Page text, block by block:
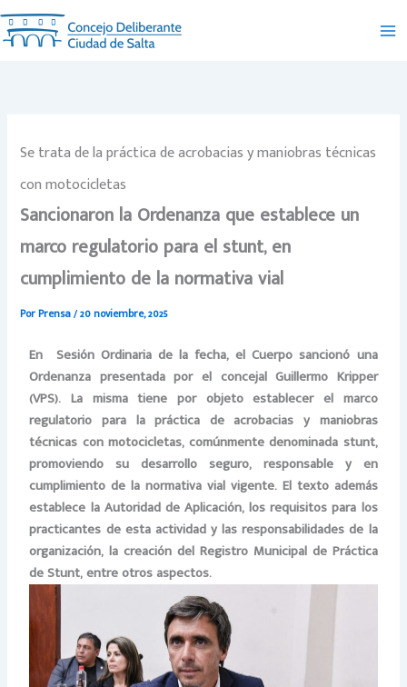
Ir
al
contenido
Se trata de la práctica de acrobacias y maniobras técnicas
con motocicletas
Sancionaron la Ordenanza que establece un
marco regulatorio para el stunt, en
cumplimiento de la normativa vial
PorPrensa/20 noviembre, 2025
En
Sesión Ordinaria de la fecha, el Cuerpo sancionó una
Ordenanza presentada por el concejal Guillermo Kripper
(VPS). La misma tiene por objeto establecer el marco
regulatorio para la práctica de acrobacias y maniobras
técnicas con motocicletas, comúnmente denominada stunt,
promoviendo su desarrollo seguro, responsable y en
cumplimiento de la normativa vial vigente. El texto además
establece la Autoridad de Aplicación, los requisitos para los
practicantes de esta actividad y las responsabilidades de la
organización, la creación del Registro Municipal de Práctica
de Stunt,entre otros aspectos.